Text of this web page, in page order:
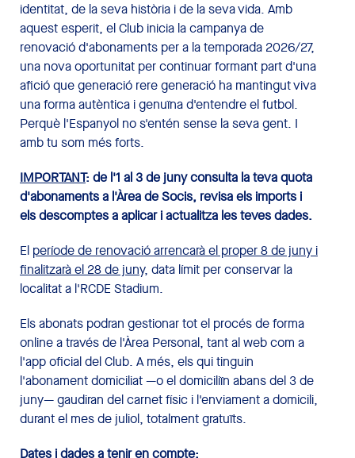
identitat, de la seva història i de la seva vida. Amb
aquest esperit, el Club inicia la campanya de
renovació d'abonaments per a la temporada 2026/27,
una nova oportunitat per continuar formant part d'una
afició que generació rere generació ha mantingut viva
una forma autèntica i genuïna d'entendre el futbol.
Perquè l'Espanyol no s'entén sense la seva gent. I
amb tu som més forts.
IMPORTANT: de l'1 al 3 de juny consulta la teva quota
d'abonaments a l'Àrea de Socis, revisa els imports i
els descomptes a aplicar i actualitza les teves dades.
El període de renovació arrencarà el proper 8 de juny i
finalitzarà el 28 de juny, data límit per conservar la
localitat a l'RCDE Stadium.
Els abonats podran gestionar tot el procés de forma
online a través de l'Àrea Personal, tant al web com a
l'app oficial del Club. A més, els qui tinguin
l'abonament domiciliat —o el domiciliïn abans del 3 de
juny— gaudiran del carnet físic i l'enviament a domicili,
durant el mes de juliol, totalment gratuïts.
Dates i dades a tenir en compte: